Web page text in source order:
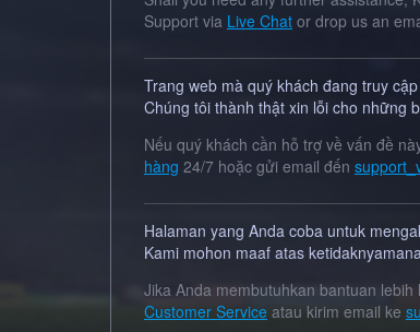
Support via Live Chat or drop us an
Trang web mà quý khách đang truy
Chúng tôi thành thật xin lỗi cho những
Nếu quý khách cần hỗ trợ về vấn đề
hàng 24/7 hoặc gửi email đến
Halaman yang Anda coba untuk
Kami mohon maaf atas
Jika Anda membutuhkan bantuan
Customer Service atau kirim email ke